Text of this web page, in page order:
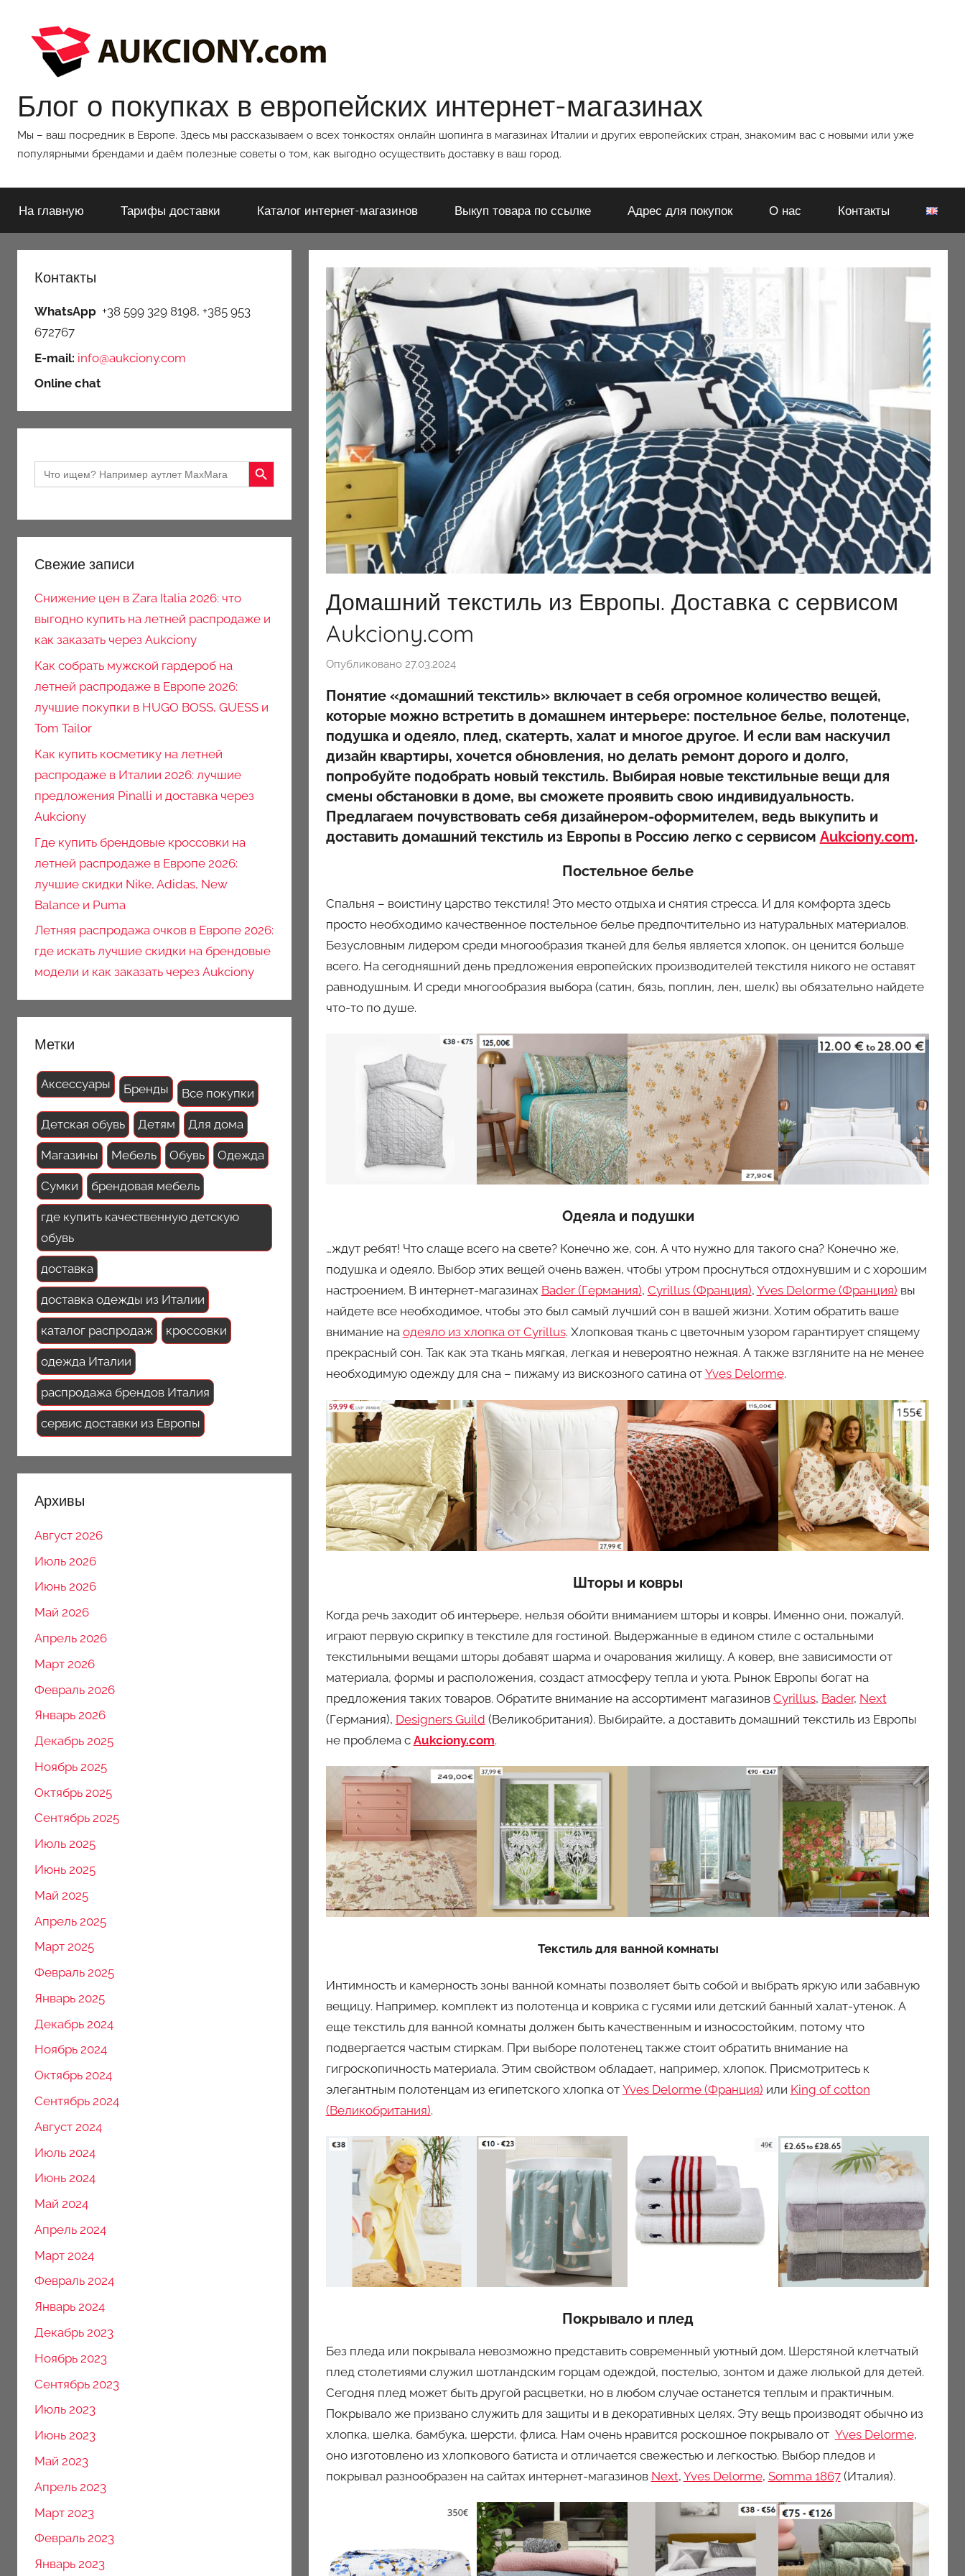
содержимому
Блог о покупках в европейских интернет-магазинах
Мы – ваш посредник в Европе. Здесь мы рассказываем о всех тонкостях онлайн шопинга в магазинах Италии и других европейских стран, знакомим вас с новыми или уже
популярными брендами и даём полезные советы о том, как выгодно осуществить доставку в ваш город.
На главную Тарифы доставки Каталог интернет-магазинов Выкуп товара по ссылке Адрес для покупок О нас Контакты
Домашний текстиль из Европы. Доставка с сервисом
Aukciony.com
Опубликовано 27.03.2024а
т
о
р
о
м
a
u
k
n
y
Понятие «домашний текстиль» включает в себя огромное количество вещей,
которые можно встретить в домашнем интерьере: постельное белье, полотенце,
подушка и одеяло, плед, скатерть, халат и многое другое. И если вам наскучил
дизайн квартиры, хочется обновления, но делать ремонт дорого и долго,
попробуйте подобрать новый текстиль. Выбирая новые текстильные вещи для
смены обстановки в доме, вы сможете проявить свою индивидуальность.
Предлагаем почувствовать себя дизайнером-оформителем, ведь выкупить и
доставить домашний текстиль из Европы в Россию легко с сервисом Aukciony.com.
Постельное белье
Спальня – воистину царство текстиля! Это место отдыха и снятия стресса. И для комфорта здесь
просто необходимо качественное постельное белье предпочтительно из натуральных материалов.
Безусловным лидером среди многообразия тканей для белья является хлопок, он ценится больше
всего. На сегодняшний день предложения европейских производителей текстиля никого не оставят
равнодушным. И среди многообразия выбора (сатин, бязь, поплин, лен, шелк) вы обязательно найдете
что-то по душе.
Одеяла и подушки
…ждут ребят! Что слаще всего на свете? Конечно же, сон. А что нужно для такого сна? Конечно же,
подушка и одеяло. Выбор этих вещей очень важен, чтобы утром проснуться отдохнувшим и с хорошим
настроением. В интернет-магазинах Bader (Германия), Cyrillus (Франция), Yves Delorme (Франция) вы
найдете все необходимое, чтобы это был самый лучший сон в вашей жизни. Хотим обратить ваше
внимание на одеяло из хлопка от Cyrillus. Хлопковая ткань с цветочным узором гарантирует спящему
прекрасный сон. Так как эта ткань мягкая, легкая и невероятно нежная. А также взгляните на не менее
необходимую одежду для сна – пижаму из вискозного сатина от Yves Delorme.
Шторы и ковры
Когда речь заходит об интерьере, нельзя обойти вниманием шторы и ковры. Именно они, пожалуй,
играют первую скрипку в текстиле для гостиной. Выдержанные в едином стиле с остальными
текстильными вещами шторы добавят шарма и очарования жилищу. А ковер, вне зависимости от
материала, формы и расположения, создаст атмосферу тепла и уюта. Рынок Европы богат на
предложения таких товаров. Обратите внимание на ассортимент магазинов Cyrillus, Bader, Next
(Германия), Designers Guild (Великобритания). Выбирайте, а доставить домашний текстиль из Европы
не проблема с Aukciony.com.
Текстиль для ванной комнаты
Интимность и камерность зоны ванной комнаты позволяет быть собой и выбрать яркую или забавную
вещицу. Например, комплект из полотенца и коврика с гусями или детский банный халат-утенок. А
еще текстиль для ванной комнаты должен быть качественным и износостойким, потому что
подвергается частым стиркам. При выборе полотенец также стоит обратить внимание на
гигроскопичность материала. Этим свойством обладает, например, хлопок. Присмотритесь к
элегантным полотенцам из египетского хлопка от Yves Delorme (Франция) или King of cotton
(Великобритания).
Покрывало и плед
Без пледа или покрывала невозможно представить современный уютный дом. Шерстяной клетчатый
плед столетиями служил шотландским горцам одеждой, постелью, зонтом и даже люлькой для детей.
Сегодня плед может быть другой расцветки, но в любом случае останется теплым и практичным.
Покрывало же призвано служить для защиты и в декоративных целях. Эту вещь производят обычно из
хлопка, шелка, бамбука, шерсти, флиса. Нам очень нравится роскошное покрывало от Yves Delorme,
оно изготовлено из хлопкового батиста и отличается свежестью и легкостью. Выбор пледов и
покрывал разнообразен на сайтах интернет-магазинов Next, Yves Delorme, Somma 1867(Италия).
Контакты
WhatsApp +38 599 329 8198, +385 953
672767
E-mail: info@aukciony.com
Online chat
Search
for:
Search Button
Свежие записи
Снижение цен в Zara Italia 2026: что
выгодно купить на летней распродаже и
как заказать через Aukciony
Как собрать мужской гардероб на
летней распродаже в Европе 2026:
лучшие покупки в HUGO BOSS, GUESS и
Tom Tailor
Как купить косметику на летней
распродаже в Италии 2026: лучшие
предложения Pinalli и доставка через
Aukciony
Где купить брендовые кроссовки на
летней распродаже в Европе 2026:
лучшие скидки Nike, Adidas, New
Balance и Puma
Летняя распродажа очков в Европе 2026:
где искать лучшие скидки на брендовые
модели и как заказать через Aukciony
Метки
Аксессуары Бренды Все покупки
Детская обувь Детям Для дома
Магазины Мебель Обувь Одежда
Сумки брендовая мебель
где купить качественную детскую
обувь
доставка
доставка одежды из Италии
каталог распродаж кроссовки
одежда Италии
распродажа брендов Италия
сервис доставки из Европы
Архивы
Август 2026
Июль 2026
Июнь 2026
Май 2026
Апрель 2026
Март 2026
Февраль 2026
Январь 2026
Декабрь 2025
Ноябрь 2025
Октябрь 2025
Сентябрь 2025
Июль 2025
Июнь 2025
Май 2025
Апрель 2025
Март 2025
Февраль 2025
Январь 2025
Декабрь 2024
Ноябрь 2024
Октябрь 2024
Сентябрь 2024
Август 2024
Июль 2024
Июнь 2024
Май 2024
Апрель 2024
Март 2024
Февраль 2024
Январь 2024
Декабрь 2023
Ноябрь 2023
Сентябрь 2023
Июль 2023
Июнь 2023
Май 2023
Апрель 2023
Март 2023
Февраль 2023
Январь 2023